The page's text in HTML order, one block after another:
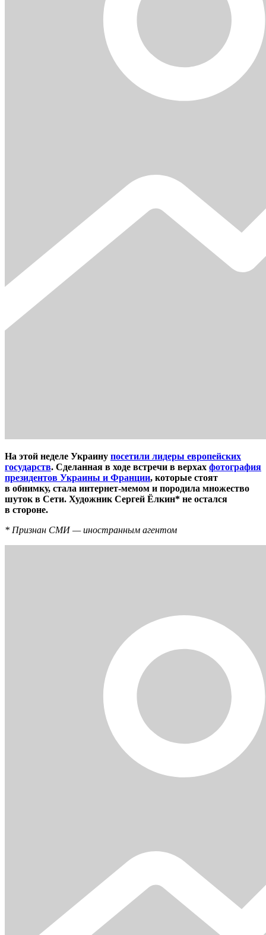
На этой неделе Украину посетили лидеры европейских
государств. Сделанная в ходе встречи в верхах фотография
президентов Украины и Франции, которые стоят
в обнимку, стала интернет-мемом и породила множество
шуток в Cети. Художник Сергей Ёлкин* не остался
в стороне.
* Признан СМИ — иностранным агентом